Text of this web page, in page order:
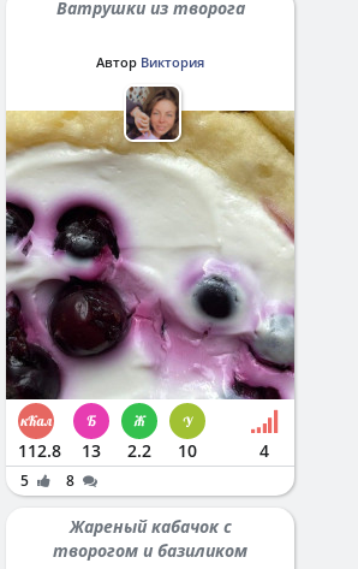
Ватрушки из творога
Автор Виктория
112.8 13 2.2 10 4
5 8
Жареный кабачок с
творогом и базиликом